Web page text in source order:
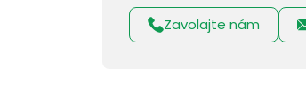
Zavolajte nám